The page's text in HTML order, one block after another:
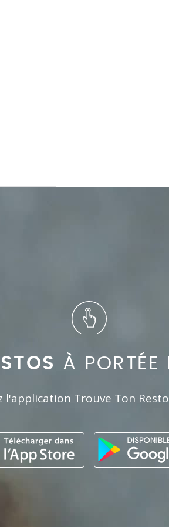
À PORTÉE
l'application Trouve Ton